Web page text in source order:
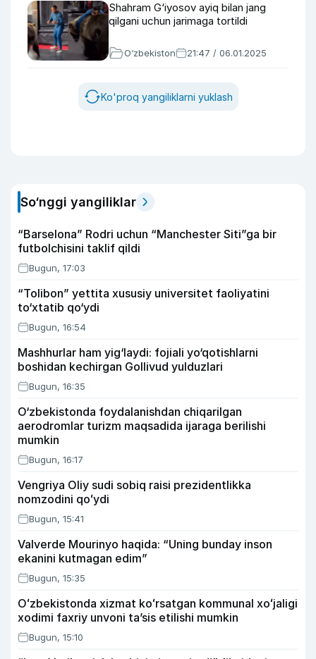
Shahram G‘iyosov ayiq bilan jang
qilgani uchun jarimaga tortildi
O‘zbekiston 21:47 / 06.01.2025
Ko'proq yangiliklarni yuklash
So‘nggi yangiliklar
“Barselona” Rodri uchun “Manchester Siti”ga bir
futbolchisini taklif qildi
Bugun, 17:03
“Tolibon” yettita xususiy universitet faoliyatini
to‘xtatib qo‘ydi
Bugun, 16:54
Mashhurlar ham yig‘laydi: fojiali yo‘qotishlarni
boshidan kechirgan Gollivud yulduzlari
Bugun, 16:35
O‘zbekistonda foydalanishdan chiqarilgan
aerodromlar turizm maqsadida ijaraga berilishi
mumkin
Bugun, 16:17
Vengriya Oliy sudi sobiq raisi prezidentlikka
nomzodini qoʻydi
Bugun, 15:41
Valverde Mourinyo haqida: “Uning bunday inson
ekanini kutmagan edim”
Bugun, 15:35
Oʻzbekistonda xizmat koʻrsatgan kommunal xoʻjaligi
xodimi faxriy unvoni taʼsis etilishi mumkin
Bugun, 15:10